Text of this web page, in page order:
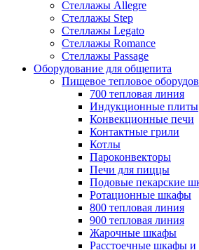
Стеллажы Allegre
Стеллажы Step
Стеллажы Legato
Стеллажы Romance
Стеллажы Passage
Оборудование для общепита
Пищевое тепловое
700 тепловая линия
Индукционные плиты
Конвекционные печи
Контактные грили
Котлы
Пароконвекторы
Печи для пиццы
Подовые пекарские
Ротационные шкафы
800 тепловая линия
900 тепловая линия
Жарочные шкафы
Расстоечные шкафы и